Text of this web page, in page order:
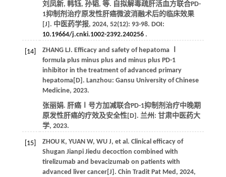
刘凤新, 韩钰, 孙韬, 等. 自拟解毒疏肝活血方联合PD-
1抑制剂治疗原发性肝癌微波消融术后的临床效果
[J]. 中医药学报, 2024, 52(12): 93-98. DOI:
10.19664/j.cnki.1002-2392.240256.
[14] ZHANG LJ. Efficacy and safety of hepatoma Ⅰ
formula plus minus plus and minus plus PD-1
inhibitor in the treatment of advanced primary
hepatoma[D]. Lanzhou: Gansu University of Chinese
Medicine, 2023.
张丽娟. 肝癌Ⅰ号方加减联合PD-1抑制剂治疗中晚期
原发性肝癌的疗效及安全性[D]. 兰州: 甘肃中医药大
学, 2023.
[15] ZHOU K, YUAN W, WU J, et al. Clinical efficacy of
Shugan Jianpi Jiedu decoction combined with
tirelizumab and bevacizumab on patients with
advanced liver cancer[J]. Chin Tradit Pat Med, 2024,